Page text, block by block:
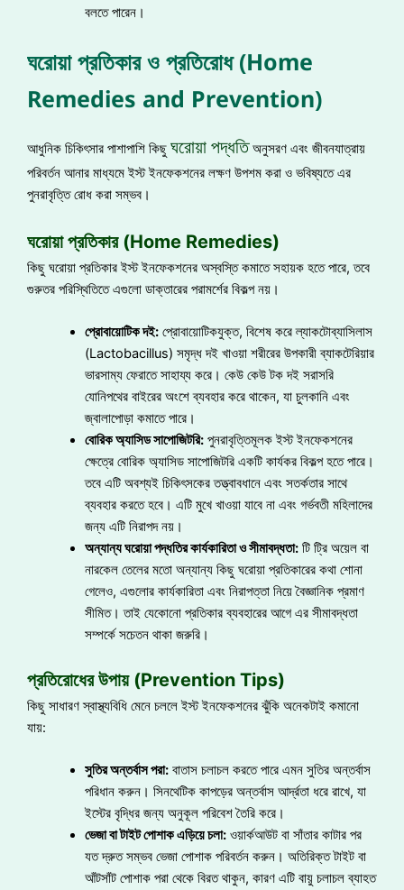
বলতে পারেন।
ঘরোয়া প্রতিকার ও প্রতিরোধ (Home
Remedies and Prevention)
আধুনিক চিকিৎসার পাশাপাশি কিছু ঘরোয়া পদ্ধতিঅনুসরণ এবং জীবনযাত্রায়
পরিবর্তন আনার মাধ্যমে ইস্ট ইনফেকশনের লক্ষণ উপশম করা ও ভবিষ্যতে এর
পুনরাবৃত্তি রোধ করা সম্ভব।
ঘরোয়া প্রতিকার (Home Remedies)
কিছু ঘরোয়া প্রতিকার ইস্ট ইনফেকশনের অস্বস্তি কমাতে সহায়ক হতে পারে, তবে
গুরুতর পরিস্থিতিতে এগুলো ডাক্তারের পরামর্শের বিকল্প নয়।
প্রোবায়োটিক দই:প্রোবায়োটিকযুক্ত, বিশেষ করে ল্যাকটোব্যাসিলাস
(Lactobacillus) সমৃদ্ধ দই খাওয়া শরীরের উপকারী ব্যাকটেরিয়ার
ভারসাম্য ফেরাতে সাহায্য করে। কেউ কেউ টক দই সরাসরি
যোনিপথের বাইরের অংশে ব্যবহার করে থাকেন, যা চুলকানি এবং
জ্বালাপোড়া কমাতে পারে।
বোরিক অ্যাসিড সাপোজিটরি:পুনরাবৃত্তিমূলক ইস্ট ইনফেকশনের
ক্ষেত্রে বোরিক অ্যাসিড সাপোজিটরি একটি কার্যকর বিকল্প হতে পারে।
তবে এটি অবশ্যই চিকিৎসকের তত্ত্বাবধানে এবং সতর্কতার সাথে
ব্যবহার করতে হবে। এটি মুখে খাওয়া যাবে না এবং গর্ভবতী মহিলাদের
জন্য এটি নিরাপদ নয়।
অন্যান্য ঘরোয়া পদ্ধতির কার্যকারিতা ও সীমাবদ্ধতা:টি ট্রি অয়েল বা
নারকেল তেলের মতো অন্যান্য কিছু ঘরোয়া প্রতিকারের কথা শোনা
গেলেও, এগুলোর কার্যকারিতা এবং নিরাপত্তা নিয়ে বৈজ্ঞানিক প্রমাণ
সীমিত। তাই যেকোনো প্রতিকার ব্যবহারের আগে এর সীমাবদ্ধতা
সম্পর্কে সচেতন থাকা জরুরি।
প্রতিরোধের উপায় (Prevention Tips)
কিছু সাধারণ স্বাস্থ্যবিধি মেনে চললে ইস্ট ইনফেকশনের ঝুঁকি অনেকটাই কমানো
যায়:
সুতির অন্তর্বাস পরা:বাতাস চলাচল করতে পারে এমন সুতির অন্তর্বাস
পরিধান করুন। সিনথেটিক কাপড়ের অন্তর্বাস আর্দ্রতা ধরে রাখে, যা
ইস্টের বৃদ্ধির জন্য অনুকূল পরিবেশ তৈরি করে।
ভেজা বা টাইট পোশাক এড়িয়ে চলা:ওয়ার্কআউট বা সাঁতার কাটার পর
যত দ্রুত সম্ভব ভেজা পোশাক পরিবর্তন করুন। অতিরিক্ত টাইট বা
আঁটসাঁট পোশাক পরা থেকে বিরত থাকুন, কারণ এটি বায়ু চলাচল ব্যাহত